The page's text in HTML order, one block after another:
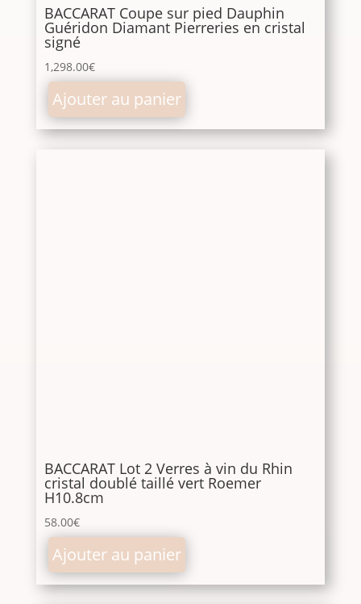
BACCARAT Coupe sur pied Dauphin
Guéridon Diamant Pierreries en cristal
signé
1,298.00€
Ajouter au panier
BACCARAT Lot 2 Verres à vin du Rhin
cristal doublé taillé vert Roemer
H10.8cm
58.00€
Ajouter au panier